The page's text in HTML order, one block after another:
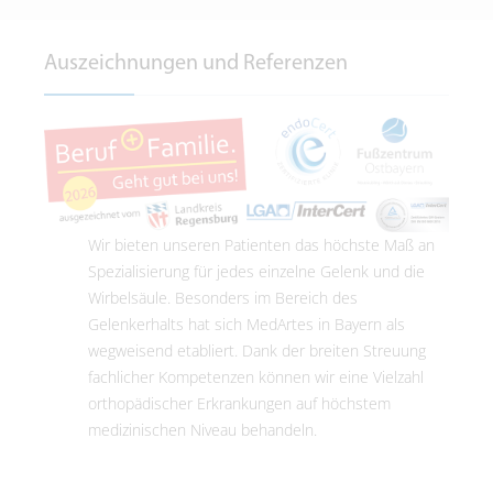
Auszeichnungen und Referenzen
Wir bieten unseren Patienten das höchste Maß an
Spezialisierung für jedes einzelne Gelenk und die
Wirbelsäule. Besonders im Bereich des
Gelenkerhalts hat sich MedArtes in Bayern als
wegweisend etabliert. Dank der breiten Streuung
fachlicher Kompetenzen können wir eine Vielzahl
orthopädischer Erkrankungen auf höchstem
medizinischen Niveau behandeln.